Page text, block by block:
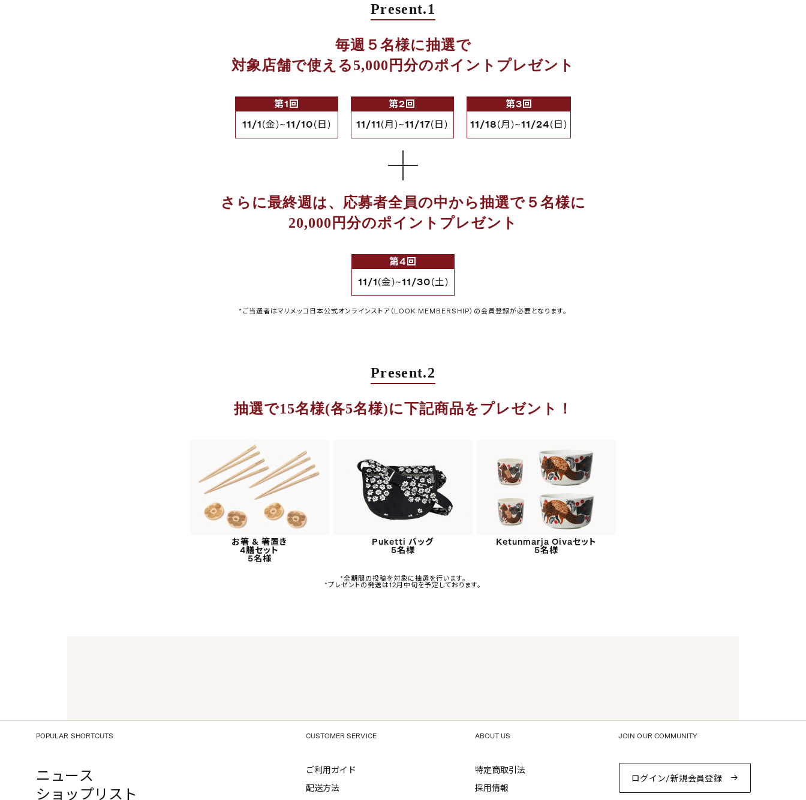
Present.1
毎週５名様に抽選で
対象店舗で使える5,000円分のポイントプレゼント
第1回
11/1(金)~11/10(日)
第2回
11/11(月)~11/17(日)
第3回
11/18(月)~11/24(日)
さらに最終週は、応募者全員の中から抽選で５名様に
20,000円分のポイントプレゼント
第4回
11/1(金)~11/30(土)
*ご当選者はマリメッコ日本公式オンラインストア（LOOK MEMBERSHIP）の会員登録が必要となります。
Present.2
抽選で15名様(各5名様)に下記商品をプレゼント！
お箸 & 箸置き
4膳セット
5名様
Puketti バッグ
5名様
Ketunmarja Oivaセット
5名様
*全期間の投稿を対象に抽選を行います。
*プレゼントの発送は12月中旬を予定しております。
POPULAR SHORTCUTS
ニュース
ショップリスト
CUSTOMER SERVICE
ご利用ガイド
配送方法
ABOUT US
特定商取引法
採用情報
JOIN OUR COMMUNITY
ログイン/新規会員登録